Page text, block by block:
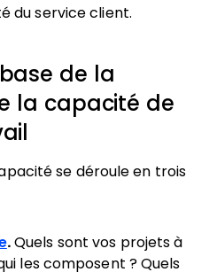
du service client.
de la
la capacité de
se déroule en trois
.Quels sont vos projets à
les composent ? Quels